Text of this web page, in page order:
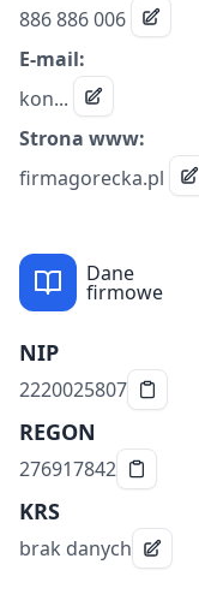
886 886 006
E-mail:
kon...
Strona www:
firmagorecka.pl
Dane
firmowe
NIP
2220025807
REGON
276917842
KRS
brak danych